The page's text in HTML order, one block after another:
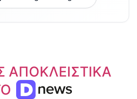
ΑΠΟΚΛΕΙΣΤΙΚΑ